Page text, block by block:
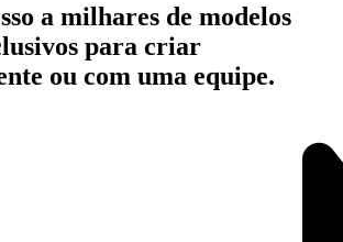
a milhares de modelos
para criar
ou com uma equipe.